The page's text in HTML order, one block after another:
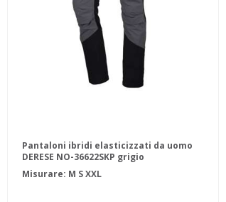
Pantaloni ibridi elasticizzati da uomo
DERESE NO-36622SKP grigio
Misurare: M SXXL